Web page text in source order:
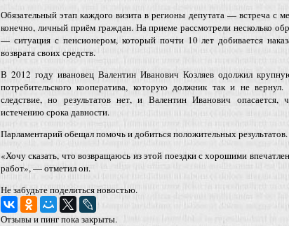
Обязательный этап каждого визита в регионы депутата — встреча с
конечно, личный приём граждан. На приеме рассмотрели несколько
— ситуация с пенсионером, который почти 10 лет добивается
возврата своих средств.
В 2012 году ивановец Валентин Иванович Козляев одолжил
потребительского кооператива, которую должник так и не
следствие, но результатов нет, и Валентин Иванович опасается,
истечению срока давности.
Парламентарий обещал помочь и добиться положительных результатов.
«Хочу сказать, что возвращаюсь из этой поездки с хорошими
работ», — отметил он.
Не забудьте поделиться новостью.
Отзывы и пинг пока закрыты.